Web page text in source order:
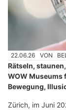
22.06.26 VON
Rätseln,
WOW
Bewegung,
Zürich, im Juni